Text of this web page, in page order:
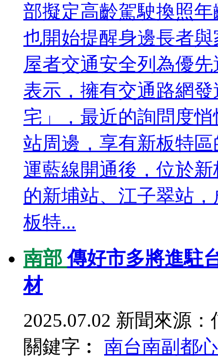
部擬定高齡駕駛換照
也開始提醒身邊長者
屋者交通安全列為優
表示，擁有交通路網
宅」，最近的詢問度
站周邊，享有新板特
運藍線開通後，位於
的新埔站、江子翠站
板特...
南部傳好市多將進駐
材
2025.07.02 新聞來源：
關鍵字︰ 南台南副都心